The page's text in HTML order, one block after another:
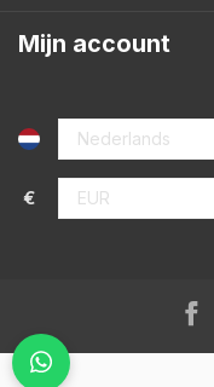
Mijn account
€